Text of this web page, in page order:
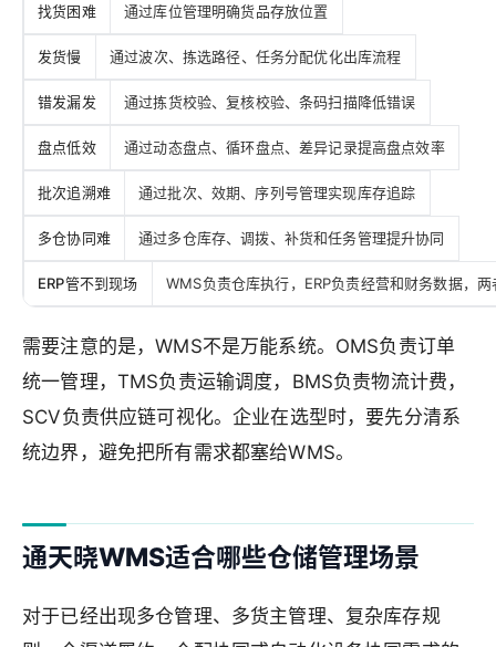
找货困难 通过库位管理明确货品存放位置
发货慢 通过波次、拣选路径、任务分配优化出库流程
错发漏发 通过拣货校验、复核校验、条码扫描降低错误
盘点低效 通过动态盘点、循环盘点、差异记录提高盘点效率
批次追溯难 通过批次、效期、序列号管理实现库存追踪
多仓协同难 通过多仓库存、调拨、补货和任务管理提升协同
ERP管不到现场 WMS负责仓库执行，ERP负责经营和财务数据，两
需要注意的是，WMS不是万能系统。OMS负责订单
统一管理，TMS负责运输调度，BMS负责物流计费，
SCV负责供应链可视化。企业在选型时，要先分清系
统边界，避免把所有需求都塞给WMS。
通天晓WMS适合哪些仓储管理场景
对于已经出现多仓管理、多货主管理、复杂库存规